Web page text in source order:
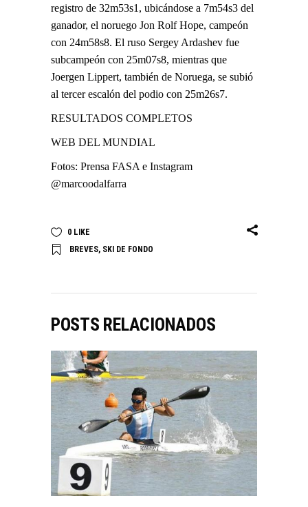
registro de 32m53s1, ubicándose a 7m54s3 del
ganador, el noruego Jon Rolf Hope, campeón
con 24m58s8. El ruso Sergey Ardashev fue
subcampeón con 25m07s8, mientras que
Joergen Lippert, también de Noruega, se subió
al tercer escalón del podio con 25m26s7.
RESULTADOS COMPLETOS
WEB DEL MUNDIAL
Fotos: Prensa FASA e Instagram
@marcoodalfarra
0 LIKE
BREVES, SKI DE FONDO
POSTS RELACIONADOS